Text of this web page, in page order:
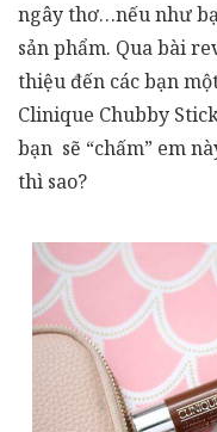
ngây thơ…nếu như
sản phẩm. Qua bài
thiệu đến các bạn
Clinique Chubby
bạn sẽ “chấm” em
thì sao?